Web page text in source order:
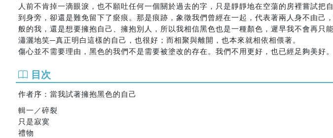
人前不肯掉一滴眼淚，也不願吐任何一個關於過去的字，只是靜靜地在空蕩的房裡嘗試把
到身旁，卻還是難免留下了瘀痕。那是痕跡，象徵我們曾經在一起，代表著兩人身不由己
般的我，還是想要擁抱自己、擁抱別人，所以我相信黑色也是一種顏色，遲早我不會再只
瀟灑地笑─真正明白這樣的自己，也很好；而相聚與離開，也本來就相依相偎著。
傷心並不需要理由，黑色的我們不是需要被塗改的存在。我們不用更好，也已經足夠美好。
目次
作者序：當我試著擁抱黑色的自己
輯一／碎裂
只是寂寞
禮物